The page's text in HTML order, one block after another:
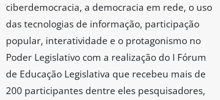
ciberdemocracia, a democracia em rede, o uso
das tecnologias de informação, participação
popular, interatividade e o protagonismo no
Poder Legislativo com a realização do I Fórum
de Educação Legislativa que recebeu mais de
200 participantes dentre eles pesquisadores,